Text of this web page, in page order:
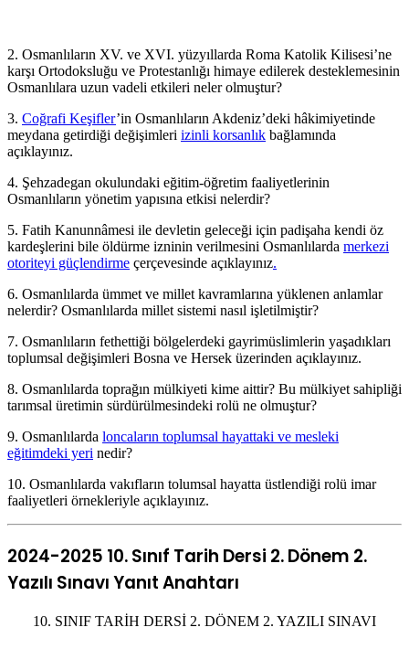
2. Osmanlıların XV. ve XVI. yüzyıllarda Roma Katolik Kilisesi’ne
karşı Ortodoksluğu ve Protestanlığı himaye edilerek desteklemesinin
Osmanlılara uzun vadeli etkileri neler olmuştur?
3. Coğrafi Keşifler’in Osmanlıların Akdeniz’deki hâkimiyetinde
meydana getirdiği değişimleri izinli korsanlık bağlamında
açıklayınız.
4. Şehzadegan okulundaki eğitim-öğretim faaliyetlerinin
Osmanlıların yönetim yapısına etkisi nelerdir?
5. Fatih Kanunnâmesi ile devletin geleceği için padişaha kendi öz
kardeşlerini bile öldürme izninin verilmesini Osmanlılarda merkezi
otoriteyi güçlendirme çerçevesinde açıklayınız.
6. Osmanlılarda ümmet ve millet kavramlarına yüklenen anlamlar
nelerdir? Osmanlılarda millet sistemi nasıl işletilmiştir?
7. Osmanlıların fethettiği bölgelerdeki gayrimüslimlerin yaşadıkları
toplumsal değişimleri Bosna ve Hersek üzerinden açıklayınız.
8. Osmanlılarda toprağın mülkiyeti kime aittir? Bu mülkiyet sahipliği
tarımsal üretimin sürdürülmesindeki rolü ne olmuştur?
9. Osmanlılarda loncaların toplumsal hayattaki ve mesleki
eğitimdeki yeri nedir?
10. Osmanlılarda vakıfların tolumsal hayatta üstlendiği rolü imar
faaliyetleri örnekleriyle açıklayınız.
2024-2025 10. Sınıf Tarih Dersi 2. Dönem 2.
Yazılı Sınavı Yanıt Anahtarı
10. SINIF TARİH DERSİ 2. DÖNEM 2. YAZILI SINAVI